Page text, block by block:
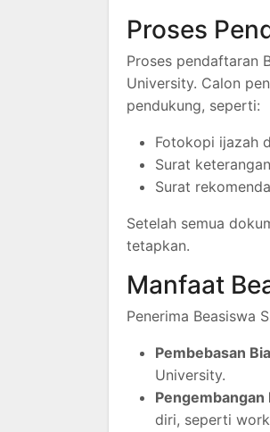
Proses
Proses pendaftaran
University. Calon
pendukung, seperti:
Fotokopi ijazah
Surat
Surat
Setelah semua
tetapkan.
Manfaat
Penerima Beasiswa
Pembebasan
University.
Pengembangan
diri, seperti